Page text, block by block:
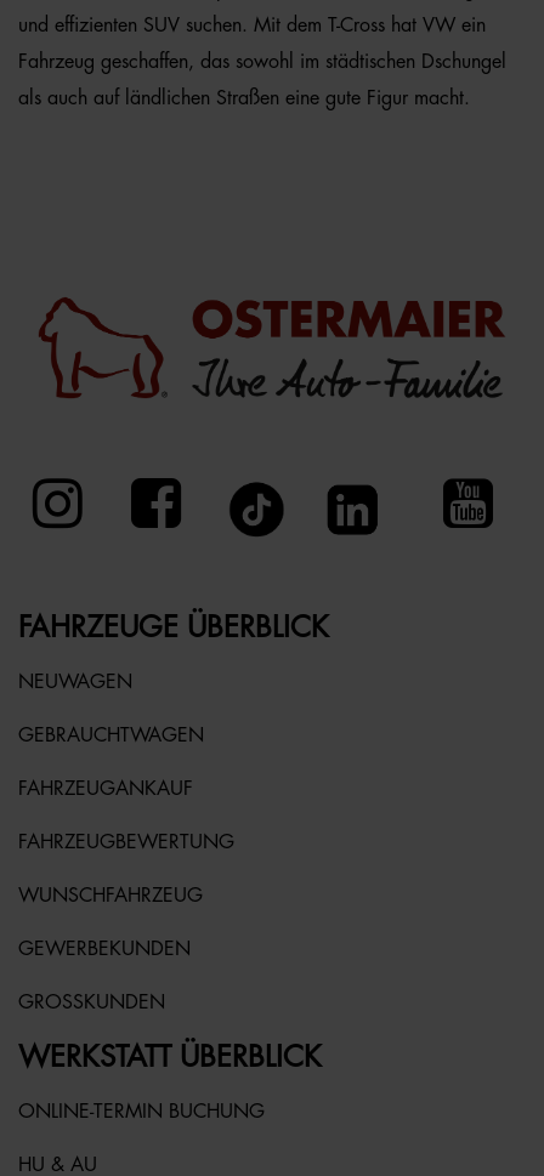
und effizienten SUV suchen. Mit dem T-Cross hat VW ein
Fahrzeug geschaffen, das sowohl im städtischen Dschungel
als auch auf ländlichen Straßen eine gute Figur macht.
FAHRZEUGE ÜBERBLICK
NEUWAGEN
GEBRAUCHTWAGEN
FAHRZEUGANKAUF
FAHRZEUGBEWERTUNG
WUNSCHFAHRZEUG
GEWERBEKUNDEN
GROSSKUNDEN
WERKSTATT ÜBERBLICK
ONLINE-TERMIN BUCHUNG
HU & AU